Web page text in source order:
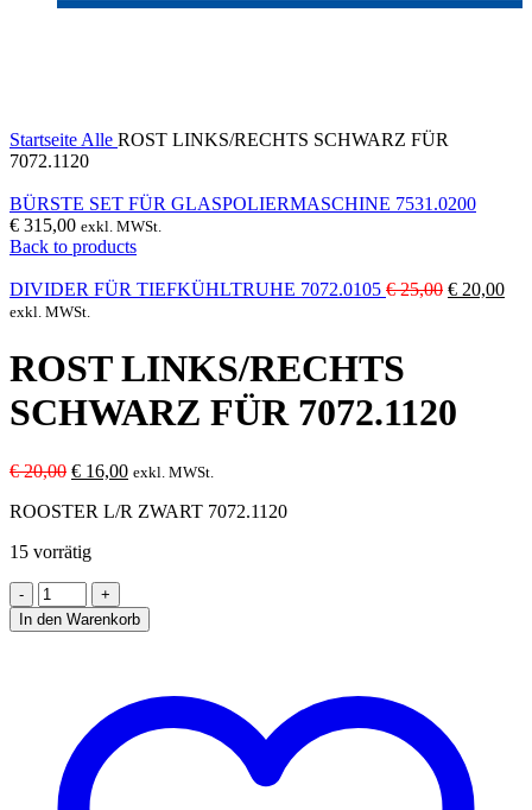
Startseite Alle ROST LINKS/RECHTS SCHWARZ FÜR
7072.1120
BÜRSTE SET FÜR GLASPOLIERMASCHINE 7531.0200
€ 315,00 exkl. MWSt.
Back to products
DIVIDER FÜR TIEFKÜHLTRUHE 7072.0105 €25,00 € 20,00
exkl. MWSt.
ROST LINKS/RECHTS
SCHWARZ FÜR 7072.1120
€20,00 Ursprünglicher
war:
€ 16,00Aktueller
ist:
exkl. MWSt.
ROOSTER L/R ZWART 7072.1120
15 vorrätig
ROST
LINKS/RECHTS
SCHWARZ
In den Warenkorb